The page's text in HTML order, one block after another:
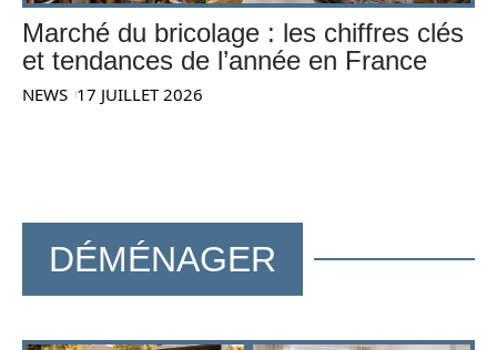
Marché du bricolage : les chiffres clés
et tendances de l’année en France
NEWS 17 JUILLET 2026
DÉMÉNAGER